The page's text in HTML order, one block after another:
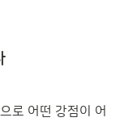
로 어떤 강점이 어